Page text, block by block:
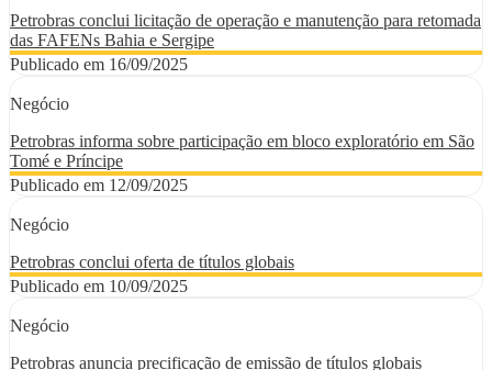
Petrobras conclui licitação de operação e manutenção para retomada
das FAFENs Bahia e Sergipe
Publicado em 16/09/2025
Negócio
Petrobras informa sobre participação em bloco exploratório em São
Tomé e Príncipe
Publicado em 12/09/2025
Negócio
Petrobras conclui oferta de títulos globais
Publicado em 10/09/2025
Negócio
Petrobras anuncia precificação de emissão de títulos globais